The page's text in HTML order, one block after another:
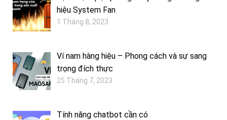
hiệu System Fan
1 Tháng 8, 2023
Ví nam hàng hiệu – Phong cách và sự sang
trọng đích thực
25 Tháng 7, 2023
Tính năng chatbot cần có